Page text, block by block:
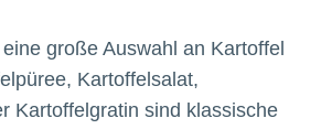
große Auswahl an Kartoffel
Kartoffelsalat,
Kartoffelgratin sind klassische